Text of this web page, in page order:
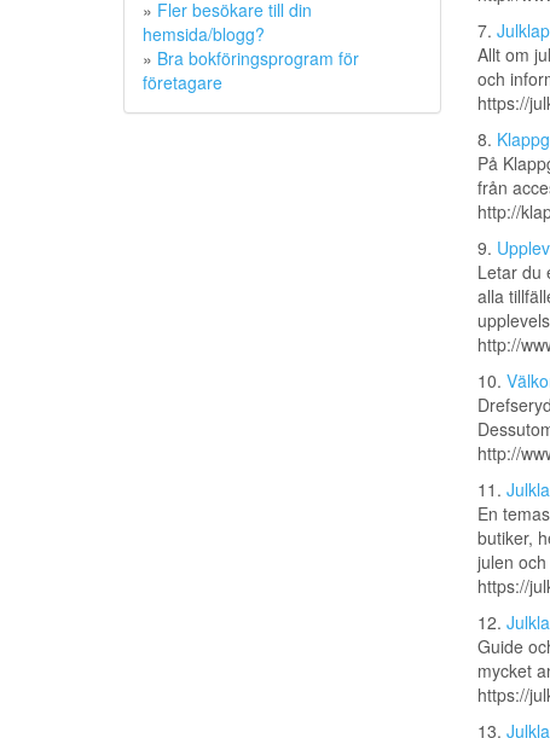
» Fler besökare till din
hemsida/blogg?
» Bra bokföringsprogram för
företagare
7.
Allt om
och
https://
8.
På
från
http://
9.
Letar du
alla
http://
10.
http://
11.
En
butiker,
julen
https://
12.
Guide
mycket
https://
13.